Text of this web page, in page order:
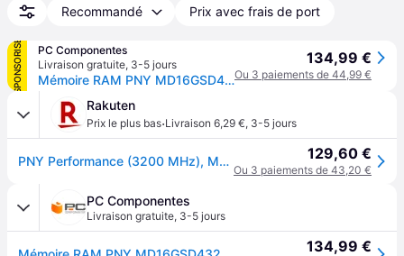
Recommandé Prix avec frais de port
SPONSORISÉ
PC Componentes
Livraison gratuite, 3-5 jours
Mémoire RAM PNY MD16GSD43200-SI 16Go 1x16Go DDR4 3200MHz CL22 OEM
134,99 €
Ou 3 paiements de 44,99 €
Rakuten
Prix le plus bas·Livraison 6,29 €, 3-5 jours
PNY Performance (3200 MHz), Mémoire vive 129,60 €
Ou 3 paiements de 43,20 €
PC Componentes
Livraison gratuite, 3-5 jours
134,99 €